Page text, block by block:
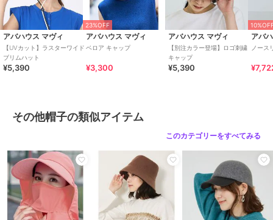
アバハウス マヴィ
【UVカット】ラスターワイド
ブリムハット
¥5,390
23%OFF
アバハウス マヴィ
ベロア キャップ
¥3,300
アバハウス マヴィ
【別注カラー登場】ロゴ刺繍
キャップ
¥5,390
アバ
ノース
その他帽子の類似アイテム
このカテゴリーをすべてみる